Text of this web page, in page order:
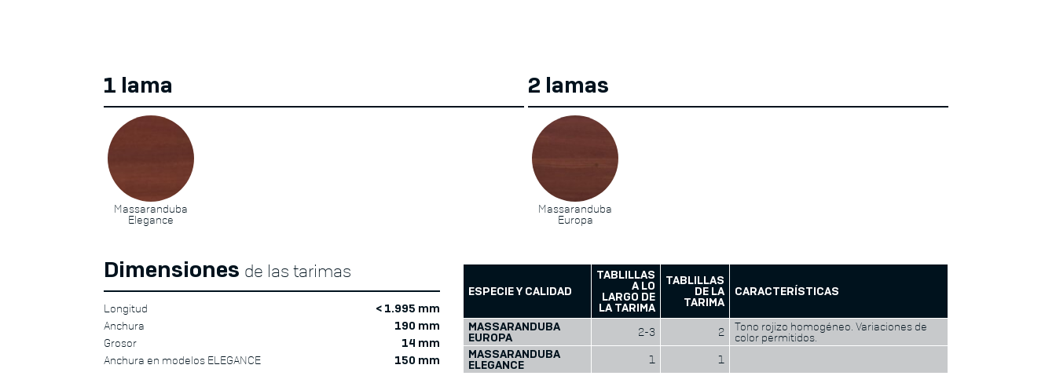
1 lama
Massaranduba
Elegance
2 lamas
Massaranduba
Europa
Dimensiones de las tarimas
Longitud < 1.995 mm
Anchura 190 mm
Grosor 14 mm
Anchura en modelos ELEGANCE 150 mm
ESPECIE Y CALIDAD
TABLILLAS
A LO
LARGO DE
LA TARIMA
TABLILLAS
DE LA
TARIMA
CARACTERÍSTICAS
MASSARANDUBA
EUROPA
2-3 2
Tono rojizo homogéneo. Variaciones de
color permitidos.
MASSARANDUBA
ELEGANCE
1 1